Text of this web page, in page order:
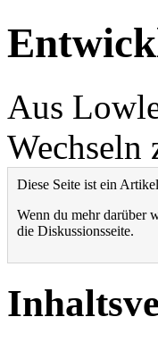
Aus
Wechseln
Diese Seite ist ein
Wenn du mehr darüber
die Diskussionsseite.